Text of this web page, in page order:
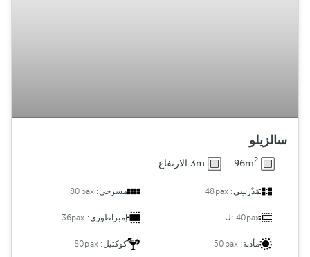
سالزيلو
96m2 3m الارتفاع
مَدْرسِي:48pax مسرحي:80pax
U: 40pax إمبراطوري: 36pax
مأدبة:50pax كوكتيل:80pax